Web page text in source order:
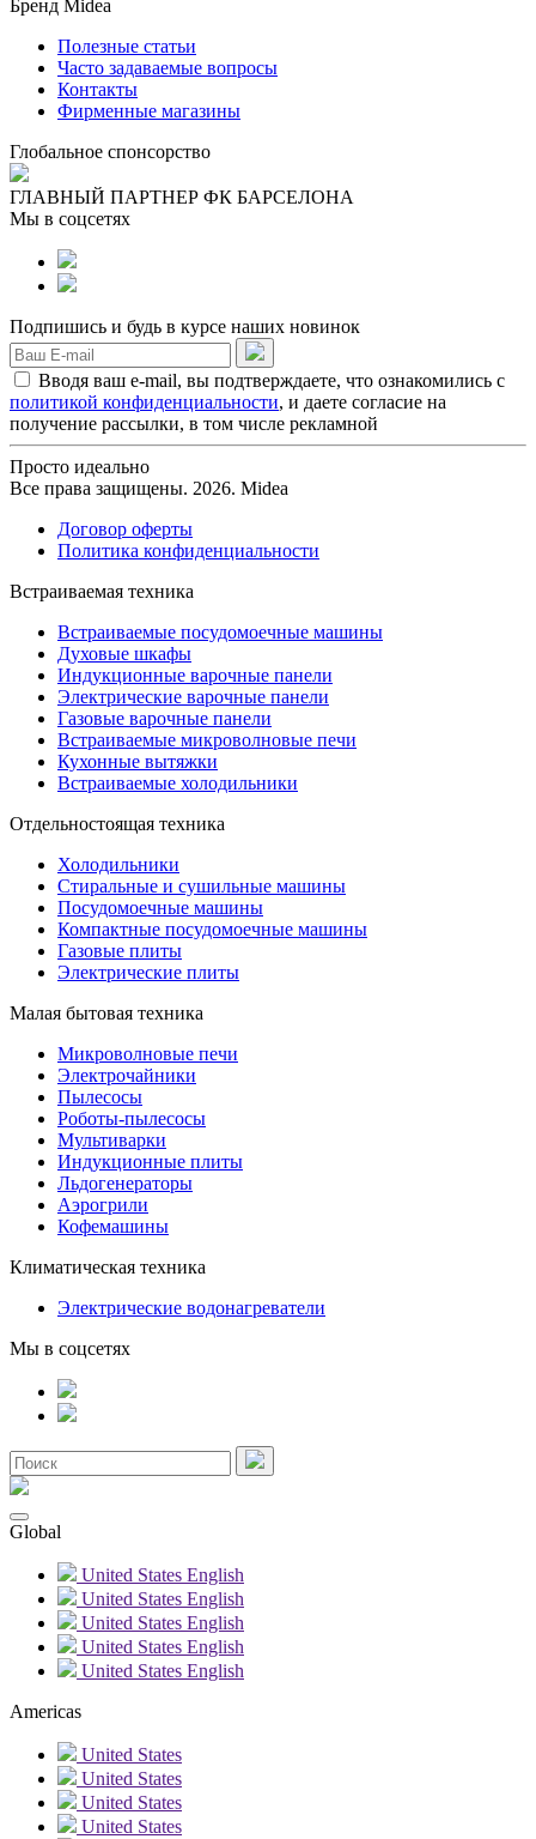
Бренд Midea
Полезные статьи
Часто задаваемые вопросы
Контакты
Фирменные магазины
Глобальное спонсорство
ГЛАВНЫЙ ПАРТНЕР ФК БАРСЕЛОНА
Мы в соцсетях
Подпишись и будь в курсе наших новинок
Вводя ваш e-mail, вы подтверждаете, что ознакомились с
политикой конфиденциальности, и даете согласие на
получение рассылки, в том числе рекламной
Просто идеально
Все права защищены. 2026. Midea
Договор оферты
Политика конфиденциальности
Встраиваемая техника
Встраиваемые посудомоечные машины
Духовые шкафы
Индукционные варочные панели
Электрические варочные панели
Газовые варочные панели
Встраиваемые микроволновые печи
Кухонные вытяжки
Встраиваемые холодильники
Отдельностоящая техника
Холодильники
Стиральные и сушильные машины
Посудомоечные машины
Компактные посудомоечные машины
Газовые плиты
Электрические плиты
Малая бытовая техника
Микроволновые печи
Электрочайники
Пылесосы
Роботы-пылесосы
Мультиварки
Индукционные плиты
Льдогенераторы
Аэрогрили
Кофемашины
Климатическая техника
Электрические водонагреватели
Мы в соцсетях
Global
United States English
United States English
United States English
United States English
United States English
Americas
United States
United States
United States
United States